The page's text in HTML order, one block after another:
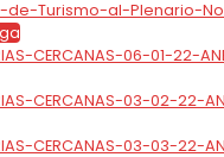
de-Turismo-al-Plenario-
CERCANAS-06-01-22-
CERCANAS-03-02-22-
CERCANAS-03-03-22-